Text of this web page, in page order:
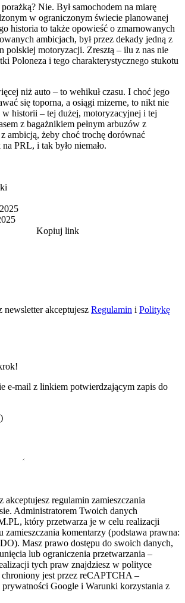
Nie. Był samochodem na miarę
w ograniczonym świecie planowanej
historia to także opowieść o zmarnowanych
ambicjach, był przez dekady jedną z
polskiej motoryzacji. Zresztą – ilu z nas nie
Poloneza i tego charakterystycznego stukotu
niż auto – to wehikuł czasu. I choć jego
się toporna, a osiągi mizerne, to nikt nie
w historii – tej dużej, motoryzacyjnej i tej
z bagażnikiem pełnym arbuzów z
ambicją, żeby choć trochę dorównać
PRL, i tak było niemało.
Kopiuj link
newsletter akceptujesz Regulamin i Politykę
e-mail z linkiem potwierdzającym zapis do
akceptujesz regulamin zamieszczania
Administratorem Twoich danych
który przetwarza je w celu realizacji
zamieszczania komentarzy (podstawa prawna:
Masz prawo dostępu do swoich danych,
lub ograniczenia przetwarzania –
tych praw znajdziesz w polityce
jest przez reCAPTCHA –
Google i Warunki korzystania z